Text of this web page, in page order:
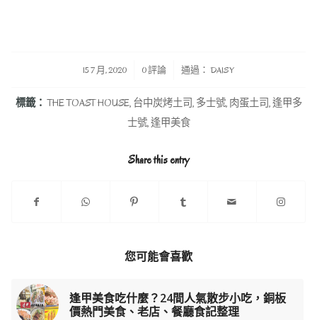
15 7 月, 2020
/ 0 評論 通過： DAISY
標籤： THE TOAST HOUSE, 台中炭烤土司, 多士號, 肉蛋土司,逢甲多
士號,逢甲美食
Share this entry
您可能會喜歡
逢甲美食吃什麼？24間人氣散步小吃，銅板
價熱門美食、老店、餐廳食記整理